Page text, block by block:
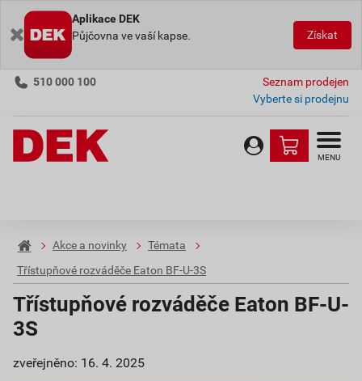
Aplikace DEK
Půjčovna ve vaší kapse.
Získat
510 000 100
Seznam prodejen
Vyberte si prodejnu
MENU
Akce a novinky
Témata
Třístupňové rozváděče Eaton BF-U-3S
Třístupňové rozváděče Eaton BF-U-
3S
zveřejněno: 16. 4. 2025